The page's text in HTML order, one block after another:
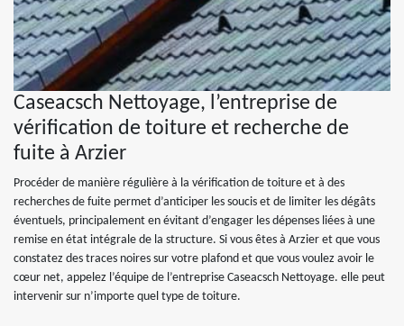
Caseacsch Nettoyage, l’entreprise de
vérification de toiture et recherche de
fuite à Arzier
Procéder de manière régulière à la vérification de toiture et à des
recherches de fuite permet d’anticiper les soucis et de limiter les dégâts
éventuels, principalement en évitant d’engager les dépenses liées à une
remise en état intégrale de la structure. Si vous êtes à Arzier et que vous
constatez des traces noires sur votre plafond et que vous voulez avoir le
cœur net, appelez l’équipe de l’entreprise Caseacsch Nettoyage. elle peut
intervenir sur n’importe quel type de toiture.